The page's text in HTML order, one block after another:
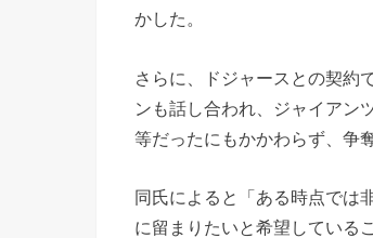
かした。
さらに、ドジャースとの契約
ンも話し合われ、ジャイアン
等だったにもかかわらず、争
同氏によると「ある時点では
に留まりたいと希望している